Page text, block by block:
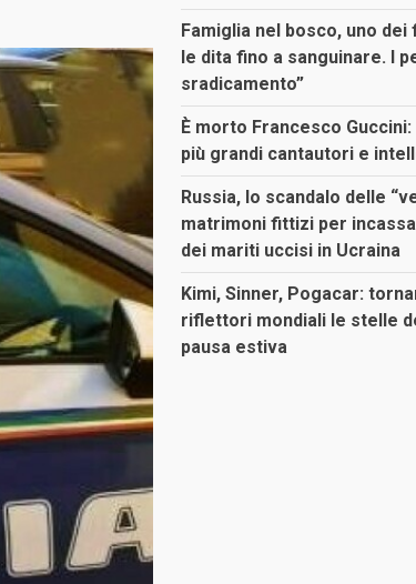
Famiglia nel bosco, uno
le dita fino a sanguinare. I
sradicamento”
È morto Francesco
più grandi cantautori e
Russia, lo scandalo delle
matrimoni fittizi per
dei mariti uccisi in Ucraina
Kimi, Sinner, Pogacar:
riflettori mondiali le stelle
pausa estiva